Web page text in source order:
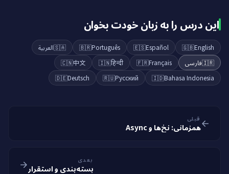
این درس را به زبان خودت بخوان
🇬🇧English
🇪🇸Español
🇧🇷Português
🇸🇦العربية
🇮🇷فارسی 🇫🇷Français
🇮🇳हिन्दी
🇨🇳中文
🇮🇩Bahasa Indonesia
🇷🇺Русский
🇩🇪Deutsch
قبلی
همزمانی: نخ‌ها و Async
بعدی
بسته‌بندی و استقرار